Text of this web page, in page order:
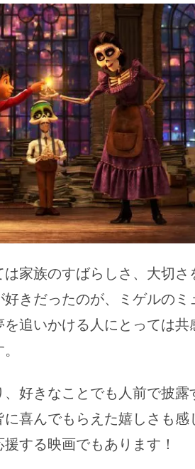
は家族のすばらしさ、大切
好きだったのが、ミゲルの
を追いかける人にとっては
、好きなことでも人前で披
に喜んでもらえた嬉しさも
する映画でもあります！